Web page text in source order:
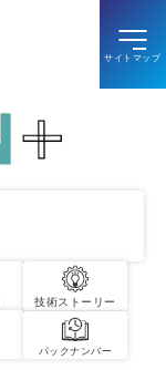
技術ストーリー
バックナンバー